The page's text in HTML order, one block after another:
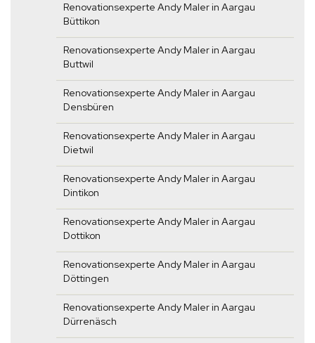
Renovationsexperte Andy Maler in Aargau
Büttikon
Renovationsexperte Andy Maler in Aargau
Buttwil
Renovationsexperte Andy Maler in Aargau
Densbüren
Renovationsexperte Andy Maler in Aargau
Dietwil
Renovationsexperte Andy Maler in Aargau
Dintikon
Renovationsexperte Andy Maler in Aargau
Dottikon
Renovationsexperte Andy Maler in Aargau
Döttingen
Renovationsexperte Andy Maler in Aargau
Dürrenäsch